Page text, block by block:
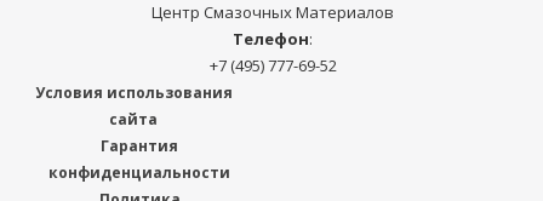
Центр Смазочных Материалов
Телефон:
+7 (495) 777-69-52
Условия использования
сайта
Гарантия
конфиденциальности